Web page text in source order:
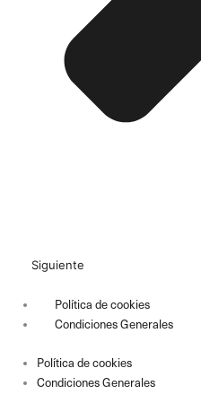
Siguiente
Política de cookies
Condiciones Generales
Política de cookies
Condiciones Generales